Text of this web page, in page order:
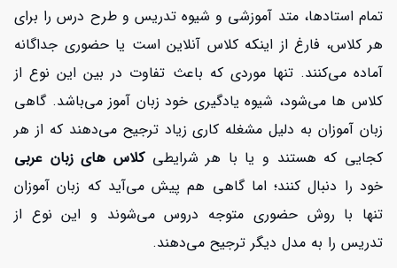
تمام استادها، متد آموزشی و شیوه تدریس و طرح درس را برای
هر کلاس، فارغ از اینکه کلاس آنلاین است یا حضوری جداگانه
آماده می‌کنند. تنها موردی که باعث تفاوت در بین این نوع از
کلاس ها می‌شود، شیوه یادگیری خود زبان آموز می‌باشد. گاهی
زبان آموزان به دلیل مشغله کاری زیاد ترجیح می‌دهند که از هر
کجایی که هستند و یا با هر شرایطی کلاس های زبان عربی
خود را دنبال کنند؛ اما گاهی هم پیش می‌آید که زبان آموزان
تنها با روش حضوری متوجه دروس می‌شوند و این نوع از
تدریس را به مدل دیگر ترجیح می‌دهند.